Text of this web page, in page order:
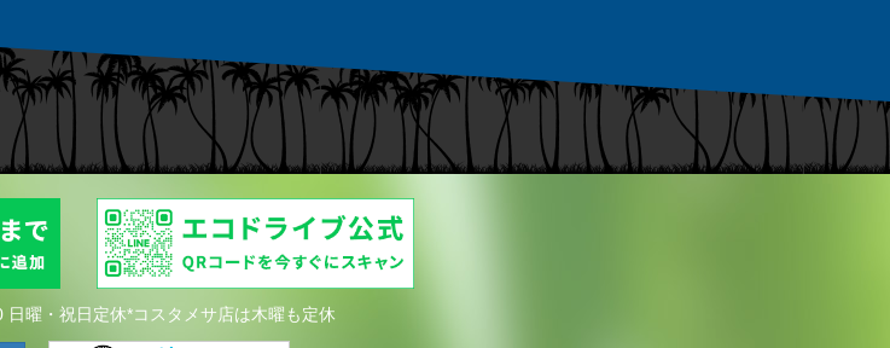
曜・祝日定休*コスタメサ店は木曜も定休